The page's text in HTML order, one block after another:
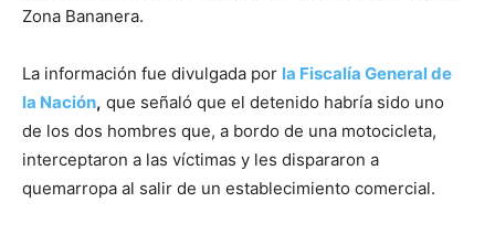
Zona Bananera.
La información fue divulgada por la Fiscalía General de
la Nación, que señaló que el detenido habría sido uno
de los dos hombres que, a bordo de una motocicleta,
interceptaron a las víctimas y les dispararon a
quemarropa al salir de un establecimiento comercial.